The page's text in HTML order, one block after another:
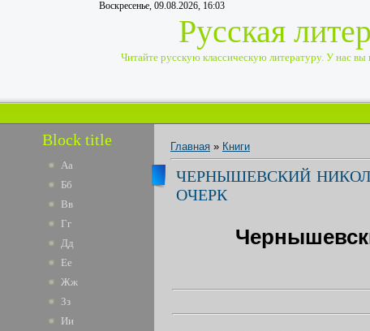
Воскресенье, 09.08.2026, 16:03
Русская
Читайте русскую классическую литературу. У нас
Block title
Аа
Бб
Вв
Гг
Дд
Ее
Жж
Зз
Ии
Главная » Книги
ЧЕРНЫШЕВСКИЙ
ОЧЕРК